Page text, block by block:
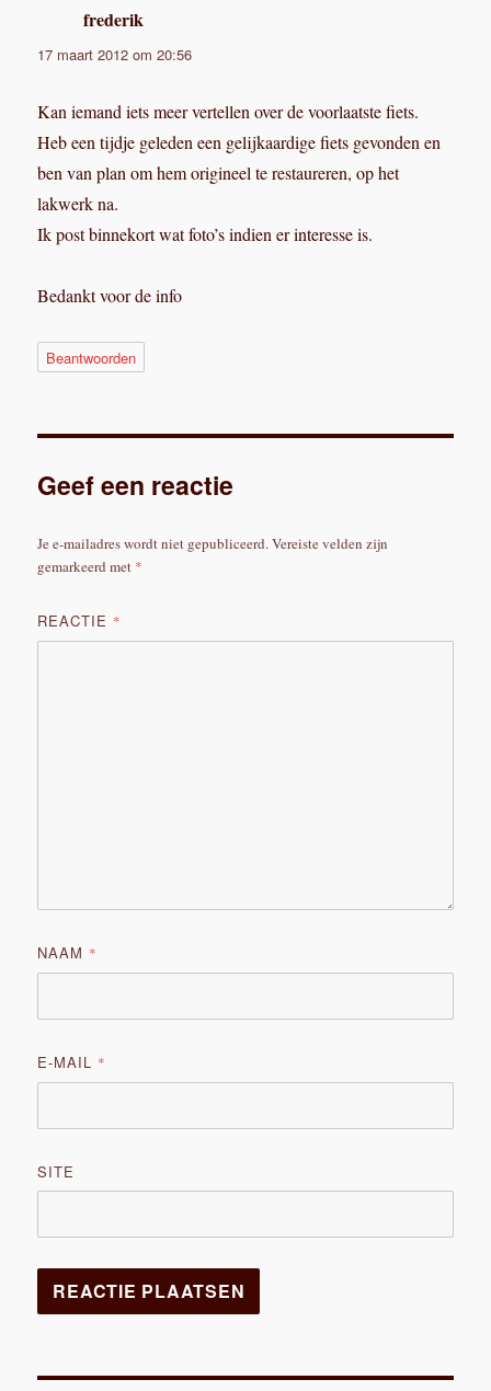
frederik
17 maart 2012 om 20:56
Kan iemand iets meer vertellen over de voorlaatste fiets.
Heb een tijdje geleden een gelijkaardige fiets gevonden en
ben van plan om hem origineel te restaureren, op het
lakwerk na.
Ik post binnekort wat foto’s indien er interesse is.
Bedankt voor de info
Beantwoorden
Geef een reactie
Je e-mailadres wordt niet gepubliceerd. Vereiste velden zijn
gemarkeerd met *
REACTIE *
NAAM *
E-MAIL *
SITE